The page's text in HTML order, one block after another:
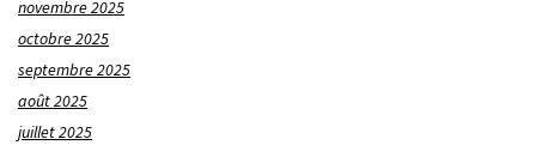
novembre 2025
octobre 2025
septembre 2025
août 2025
juillet 2025